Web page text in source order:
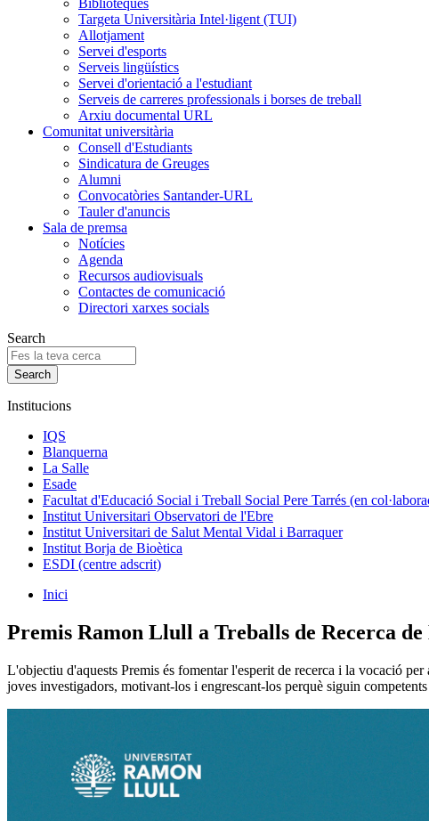
Targeta Universitària Intel·ligent (TUI)
Allotjament
Servei d'esports
Serveis lingüístics
Servei d'orientació a l'estudiant
Serveis de carreres professionals i borses de treball
Arxiu documental URL
Comunitat universitària
Consell d'Estudiants
Sindicatura de Greuges
Alumni
Convocatòries Santander-URL
Tauler d'anuncis
Sala de premsa
Notícies
Agenda
Recursos audiovisuals
Contactes de comunicació
Directori xarxes socials
Search
Institucions
IQS
Blanquerna
La Salle
Esade
Facultat d'Educació Social i Treball Social Pere Tarrés (en
Institut Universitari Observatori de l'Ebre
Institut Universitari de Salut Mental Vidal i Barraquer
Institut Borja de Bioètica
ESDI (centre adscrit)
Inici
Premis Ramon Llull a Treballs de Recerca
L'objectiu d'aquests Premis és fomentar l'esperit de recerca i la vocació
joves investigadors, motivant-los i engrescant-los perquè siguin